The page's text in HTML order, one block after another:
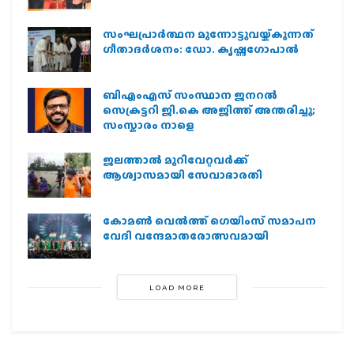
സംഘപ്രാര്‍ത്ഥന മുന്നോട്ടുവയ്ക്കുന്നത്
ഗീതാദര്‍ശനം: ഡോ. കൃഷ്ണഗോപാല്‍
ബിഎംഎസ് സംസ്ഥാന ജനറൽ
സെക്രട്ടറി ജി.കെ അജിത്ത് അന്തരിച്ചു;
സംസ്കാരം നാളെ
ജലത്താല്‍ മുറിവേറ്റവര്‍ക്ക്
ആശ്വാസമായി സേവാഭാരതി
കോമൺ വെൽത്ത് ഗെയിംസ് സമാപന
വേദി വന്ദേമാതരോത്സവമായി
LOAD MORE